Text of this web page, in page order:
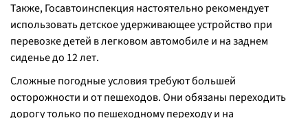
Также, Госавтоинспекция настоятельно рекомендует
использовать детское удерживающее устройство при
перевозке детей в легковом автомобиле и на заднем
сиденье до 12 лет.
Сложные погодные условия требуют большей
осторожности и от пешеходов. Они обязаны переходить
дорогу только по пешеходному переходу и на